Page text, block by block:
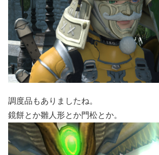
調度品もありましたね。
鏡餅とか雛人形とか門松とか。